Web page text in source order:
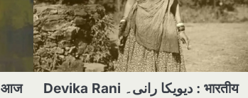
आज
Devika Rani دیویکا رانی۔ : भारतीय